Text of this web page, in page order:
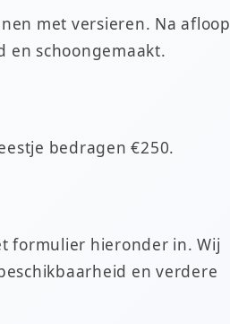
met versieren. Na afloop
en schoongemaakt.
bedragen €250.
formulier hieronder in. Wij
en verdere